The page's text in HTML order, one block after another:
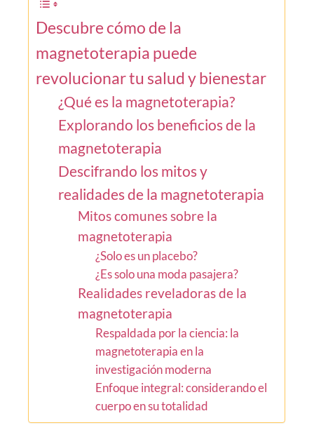
Descubre cómo de la
magnetoterapia puede
revolucionar tu salud y bienestar
¿Qué es la magnetoterapia?
Explorando los beneficios de la
magnetoterapia
Descifrando los mitos y
realidades de la magnetoterapia
Mitos comunes sobre la
magnetoterapia
¿Solo es un placebo?
¿Es solo una moda pasajera?
Realidades reveladoras de la
magnetoterapia
Respaldada por la ciencia: la
magnetoterapia en la
investigación moderna
Enfoque integral: considerando el
cuerpo en su totalidad